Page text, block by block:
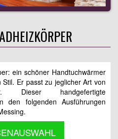
ein schöner Handtuchwärmer
Er passt zu jeglicher Art von
Dieser handgefertigte
den folgenden Ausführungen